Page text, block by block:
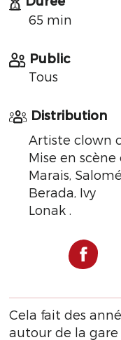
65 min
Public
Tous
Distribution
Artiste clown
Mise en
Marais,
Berada, Ivy
Lonak .
Cela fait des
autour de la